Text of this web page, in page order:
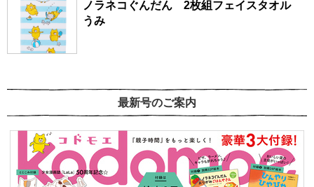
ノラネコぐんだん 2枚組フェイスタオル
うみ
最新号のご案内